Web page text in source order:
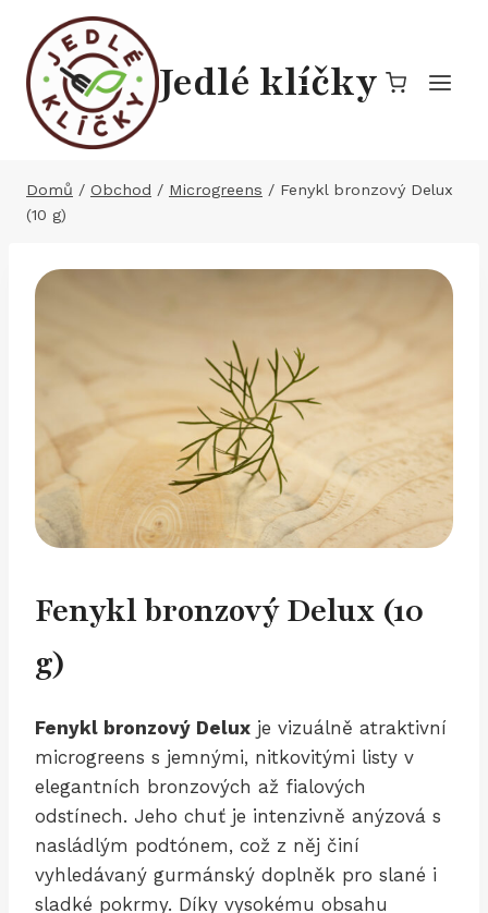
Přeskočit
obsah
Jedlé klíčky
Domů / Obchod / Microgreens / Fenykl bronzový Delux
(10 g)
Fenykl bronzový Delux (10
g)
Fenykl bronzový Delux je vizuálně atraktivní
microgreens s jemnými, nitkovitými listy v
elegantních bronzových až fialových
odstínech. Jeho chuť je intenzivně anýzová s
nasládlým podtónem, což z něj činí
vyhledávaný gurmánský doplněk pro slané i
sladké pokrmy. Díky vysokému obsahu